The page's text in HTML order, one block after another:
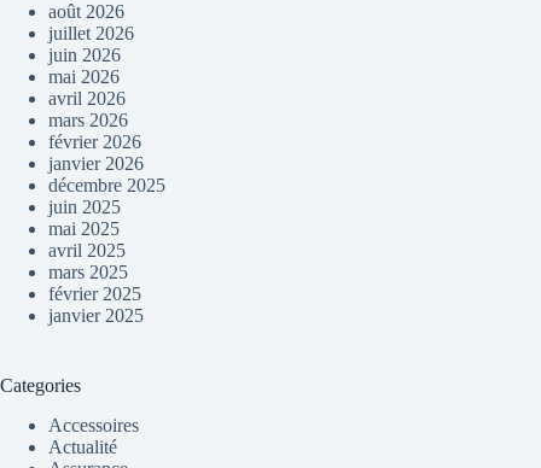
août 2026
juillet 2026
juin 2026
mai 2026
avril 2026
mars 2026
février 2026
janvier 2026
décembre 2025
juin 2025
mai 2025
avril 2025
mars 2025
février 2025
janvier 2025
Categories
Accessoires
Actualité